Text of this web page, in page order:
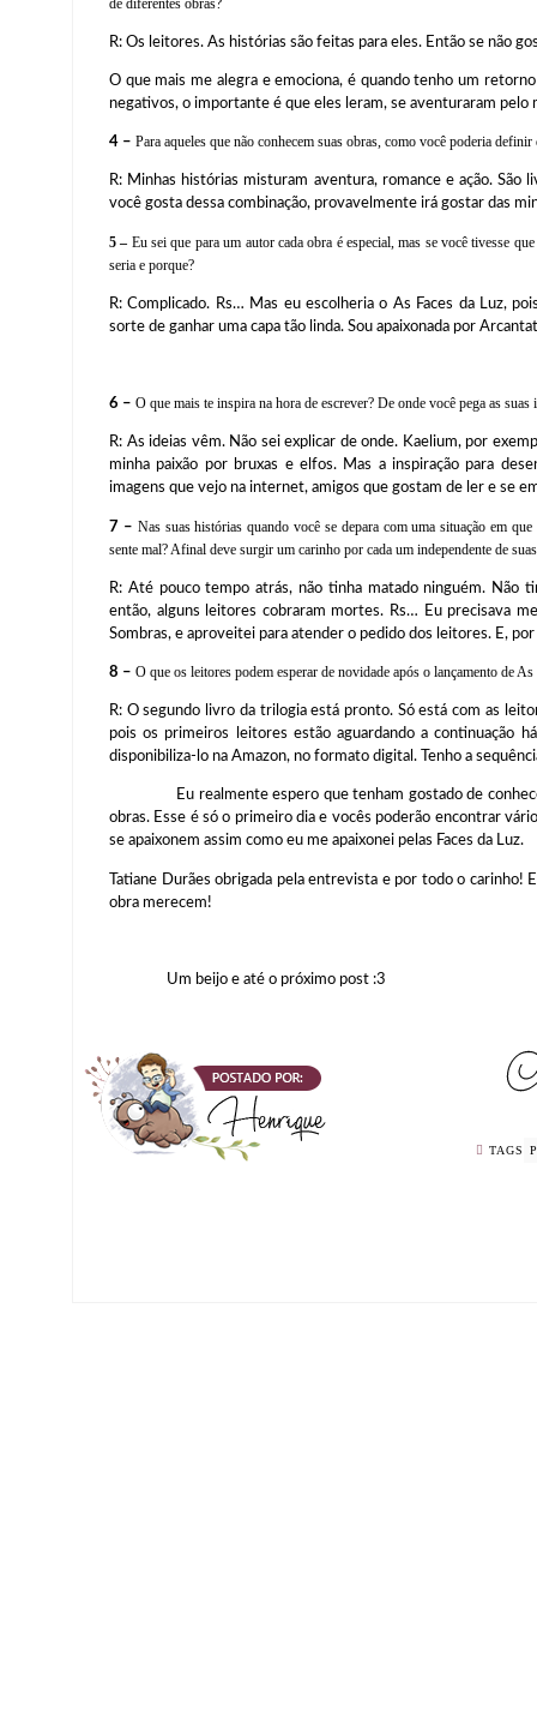
R: Os leitores. As histórias são feitas para eles. Então se não
O que mais me alegra e emociona, é quando tenho um
negativos, o importante é que eles leram, se aventuraram pelo
4 – Para aqueles que não conhecem suas obras, como você poderia
R: Minhas histórias misturam aventura, romance e ação.
você gosta dessa combinação, provavelmente irá gostar das
5 – Eu sei que para um autor cada obra é especial, mas se você tivesse
seria e porque?
R: Complicado. Rs… Mas eu escolheria o As Faces da Luz,
sorte de ganhar uma capa tão linda. Sou apaixonada por
6 – O que mais te inspira na hora de escrever? De onde você pega as suas
R: As ideias vêm. Não sei explicar de onde. Kaelium, por
minha paixão por bruxas e elfos. Mas a inspiração para
imagens que vejo na internet, amigos que gostam de ler e se
7 – Nas suas histórias quando você se depara com uma situação em
sente mal? Afinal deve surgir um carinho por cada um independente de
R: Até pouco tempo atrás, não tinha matado ninguém. Não
então, alguns leitores cobraram mortes. Rs… Eu precisava
Sombras, e aproveitei para atender o pedido dos leitores. E,
8 – O que os leitores podem esperar de novidade após o lançamento de
R: O segundo livro da trilogia está pronto. Só está com as
pois os primeiros leitores estão aguardando a continuação
disponibiliza-lo na Amazon, no formato digital. Tenho a
Eu realmente espero que tenham gostado de conhecer
obras. Esse é só o primeiro dia e vocês poderão encontrar
se apaixonem assim como eu me apaixonei pelas Faces da Luz.
Tatiane Durães obrigada pela entrevista e por todo o carinho!
obra merecem!
Um beijo e até o próximo post :3
TAGS